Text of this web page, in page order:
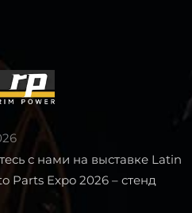
с нами на выставке Latin
Parts Expo 2026 – стенд